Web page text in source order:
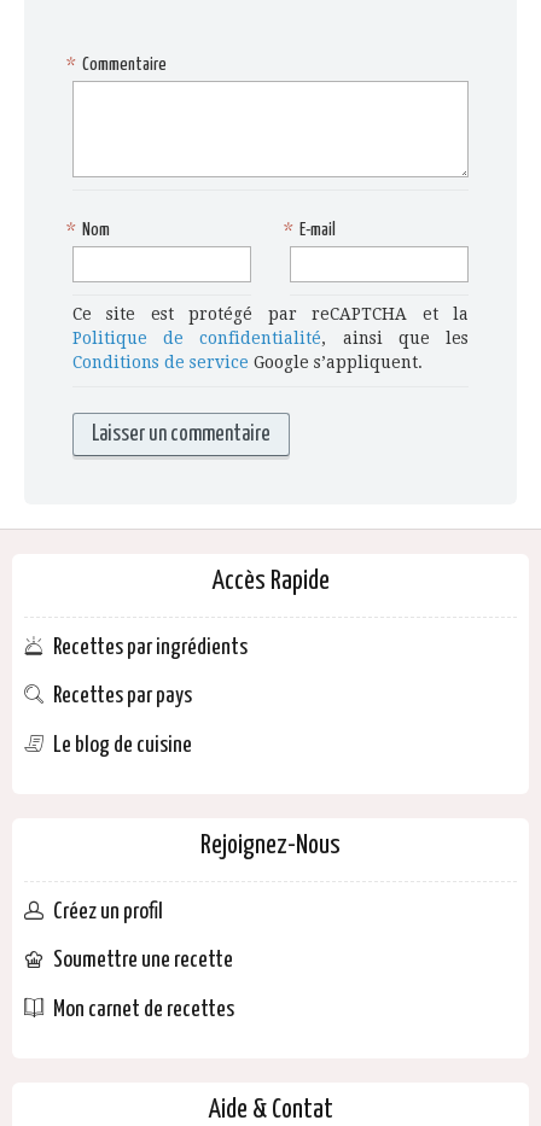
Commentaire
*
Nom
* E-mail
*
Ce site est protégé par reCAPTCHA et la
Politique de confidentialité, ainsi que les
Conditions de service Google s’appliquent.
Accès Rapide
Recettes par ingrédients
Recettes par pays
Le blog de cuisine
Rejoignez-Nous
Créez un profil
Soumettre une recette
Mon carnet de recettes
Aide & Contat